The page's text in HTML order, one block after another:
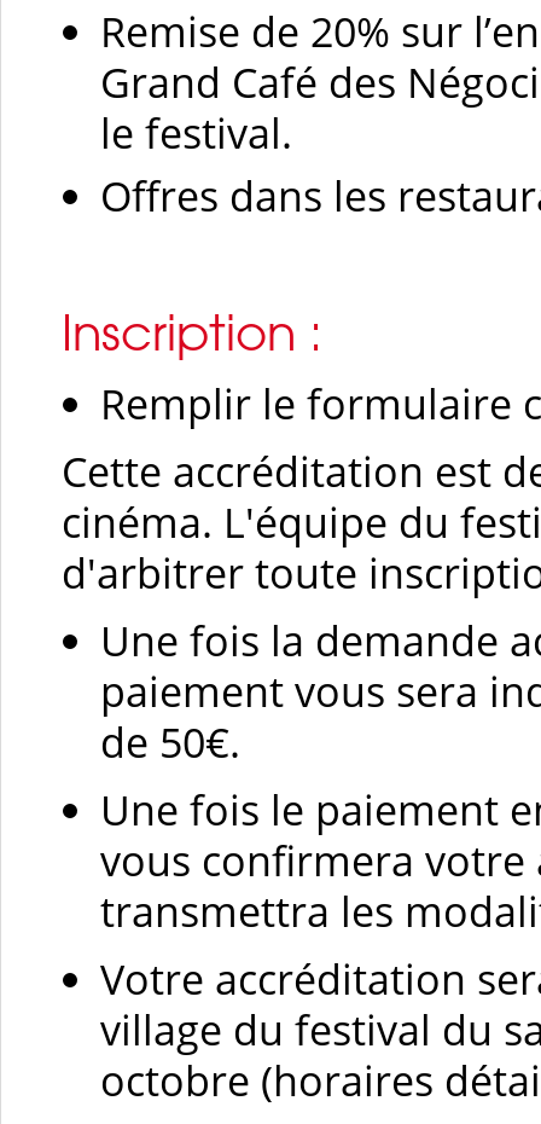
Remise de 20% sur
Grand Café des
le festival.
Offres dans les
Inscription :
Remplir le formulaire
Cette accréditation est
cinéma. L'équipe du
d'arbitrer toute
Une fois la demande
paiement vous sera
de 50€.
Une fois le paiement
vous confirmera
transmettra les
Votre accréditation
village du festival du
octobre (horaires